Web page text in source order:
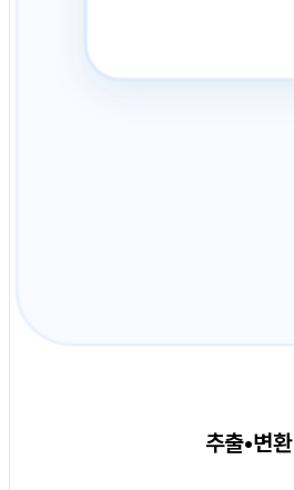
추출•변환